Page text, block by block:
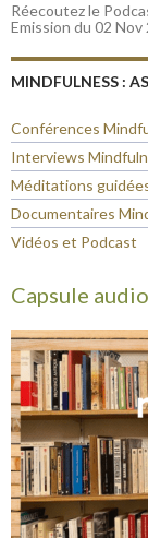
Réecoutez le
Emission du 02 Nov
MINDFULNESS :
Conférences
Interviews
Méditations
Documentaires
Vidéos et Podcast
Capsule audio